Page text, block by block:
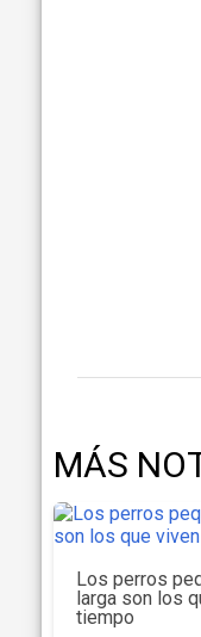
MÁS
Los perros
larga son los
tiempo